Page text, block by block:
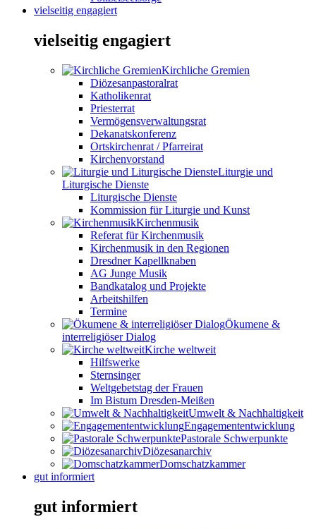
vielseitig engagiert
vielseitig engagiert
Kirchliche Gremien
Diözesanpastoralrat
Katholikenrat
Priesterrat
Vermögensverwaltungsrat
Dekanatskonferenz
Ortskirchenrat / Pfarreirat
Kirchenvorstand
Liturgie und
Liturgische Dienste
Liturgische Dienste
Kommission für Liturgie und Kunst
Kirchenmusik
Referat für Kirchenmusik
Kirchenmusik in den Regionen
Dresdner Kapellknaben
AG Junge Musik
Bandkatalog und Projekte
Arbeitshilfen
Termine
Ökumene &
interreligiöser Dialog
Kirche weltweit
Hilfswerke
Sternsinger
Weltgebetstag der Frauen
Im Bistum Dresden-Meißen
Umwelt & Nachhaltigkeit
Engagemententwicklung
Pastorale Schwerpunkte
Diözesanarchiv
Domschatzkammer
gut informiert
gut informiert